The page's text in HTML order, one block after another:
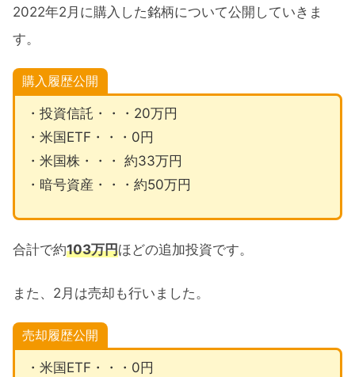
購入理由
売却理由
2022年の投資方針『長期投資にはチャンス
の年』
コア・サテライト戦略
下落相場で仕込みたい銘柄
2022年2月購入銘柄公開まとめ
2022年2月に購入した銘柄について公開していきま
す。
購入履歴公開
・投資信託・・・20万円
・米国ETF・・・0円
・米国株・・・ 約33万円
・暗号資産・・・約50万円
合計で約103万円ほどの追加投資です。
また、2月は売却も行いました。
売却履歴公開
・米国ETF・・・0円